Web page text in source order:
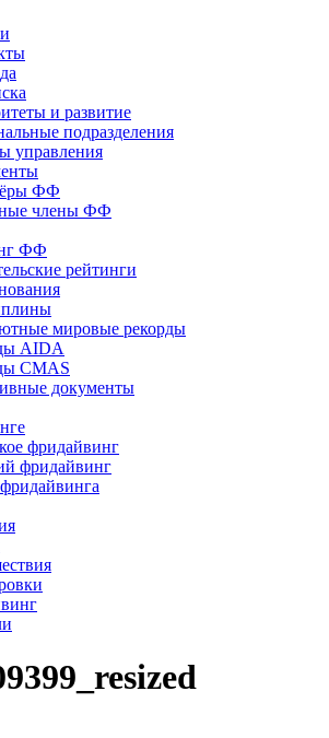
и развитие
подразделения
управления
ФФ
члены ФФ
ФФ
рейтинги
мировые рекорды
AIDA
CMAS
документы
фридайвинг
фридайвинг